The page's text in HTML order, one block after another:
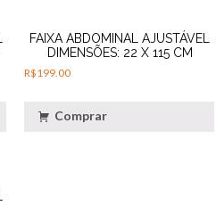
FAIXA ABDOMINAL AJUSTÁVEL
DIMENSÕES: 22 X 115 CM
R$199.00
Comprar